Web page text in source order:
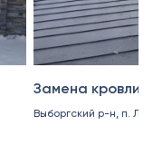
Замена кровли
Выборгский р-н, п.